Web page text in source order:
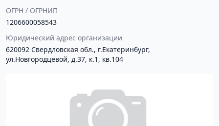
ОГРН / ОГРНИП
1206600058543
Юридический адрес организации
620092 Свердловская обл., г.Екатеринбург,
ул.Новгородцевой, д.37, к.1, кв.104